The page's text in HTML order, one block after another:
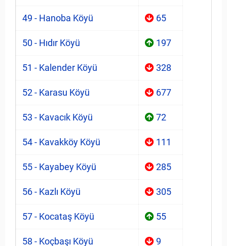
49 - Hanoba Köyü 65
50 - Hıdır Köyü 197
51 - Kalender Köyü 328
52 - Karasu Köyü 677
53 - Kavacık Köyü 72
54 - Kavakköy Köyü 111
55 - Kayabey Köyü 285
56 - Kazlı Köyü 305
57 - Kocataş Köyü 55
58 - Koçbaşı Köyü 9